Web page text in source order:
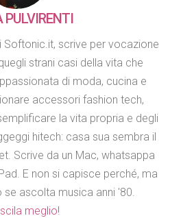
PULVIRENTI
Softonic.it, scrive per vocazione
strani casi della vita che
di moda, cucina e
accessori fashion tech,
la vita propria e degli
hitech: casa sua sembra il
Scrive da un Mac, whatsappa
E non si capisce perché, ma
ascolta musica anni '80.
meglio!